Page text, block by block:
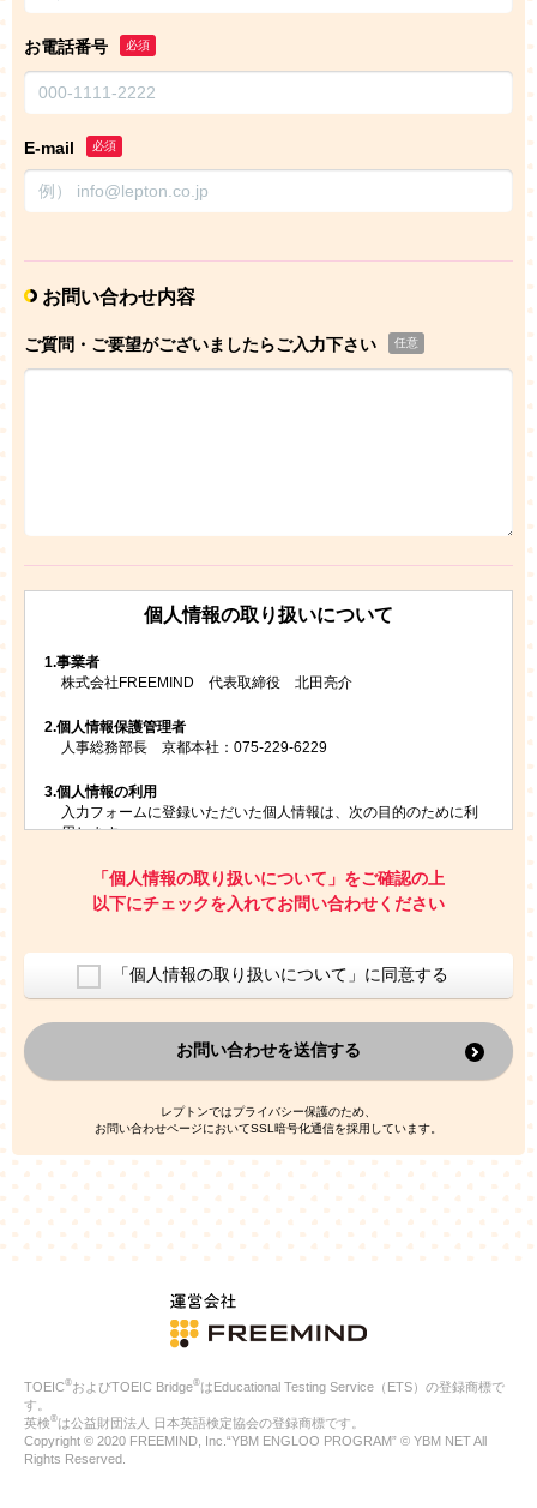
お電話番号 必須
E-mail 必須
お問い合わせ内容
ご質問・ご要望がございましたらご入力下さい 任意
個人情報の取り扱いについて
1.事業者
株式会社FREEMIND 代表取締役 北田亮介
2.個人情報保護管理者
人事総務部長 京都本社：075-229-6229
3.個人情報の利用
入力フォームに登録いただいた個人情報は、次の目的のために利
用します。
お問い合わせにお答えするため
レプトンのキャンペーンや新商品（新サービス）、新規開講教
室等をご案内するため
ご利用者の個人情報を、本人が特定されないデータに不可逆変
換した上で、広告・宣伝・販売促進活動に役立てること
上記の利用目的のために第三者へ提供すること
なお、この利用目的を超えた個人情報の取扱いは行いません。ま
た、これ以外の目的で個人情報を利用することはありません。
人情報を、本人が特定されないデータに不可逆変換した上で第三
者広告配信事業者においてマッチングを行い、その結果に基づい
て広告を配信することがあります。第三者広告配信事業者が、こ
れらの情報を広告配信以外の目的で利用することはありません。
4.
個人情報の第三者への提供
当社は、次の場合を除き、ご本人の同意なしに個人情報を第三者
に提供することはありません。
ご本人の同意がある場合
法令に基づく場合
人の生命、身体または財産の保護のために必要がある場合であ
公衆衛生の向上または児童の健全な育成の推進のために特に必
合
特定した利用目的の達成に必要な範囲内において、個人情報の
「個人情報の取り扱いについて」をご確認の上
以下にチェックを入れてお問い合わせください
「個人情報の取り扱いについて」に同意する
お問い合わせを送信する
レプトンではプライバシー保護のため、
お問い合わせページにおいてSSL暗号化通信を採用しています。
TOEIC®およびTOEIC Bridge®はEducational Testing Service（ETS）の登録商標で
す。
英検®は公益財団法人 日本英語検定協会の登録商標です。
Copyright © 2020 FREEMIND, Inc.“YBM ENGLOO PROGRAM” © YBM NET All
Rights Reserved.